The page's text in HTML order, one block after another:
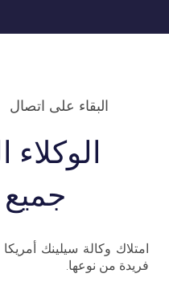
البقاء على اتصال
جميع
امتلاك وكالة سيلينك
فريدة من نوعها.